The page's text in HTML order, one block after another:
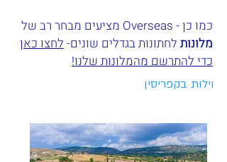
כמו כן - Overseas מציעים מבחר רב של
מלונות לחתונות בגדלים שונים-לחצו כאן
כדי להתרשם מהמלונות שלנו!
וילות בקפריסין